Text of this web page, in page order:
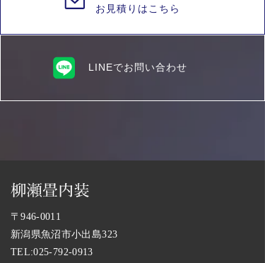
お見積りはこちら
LINEでお問い合わせ
〒946-0011
新潟県魚沼市小出島323
TEL:025-792-0913